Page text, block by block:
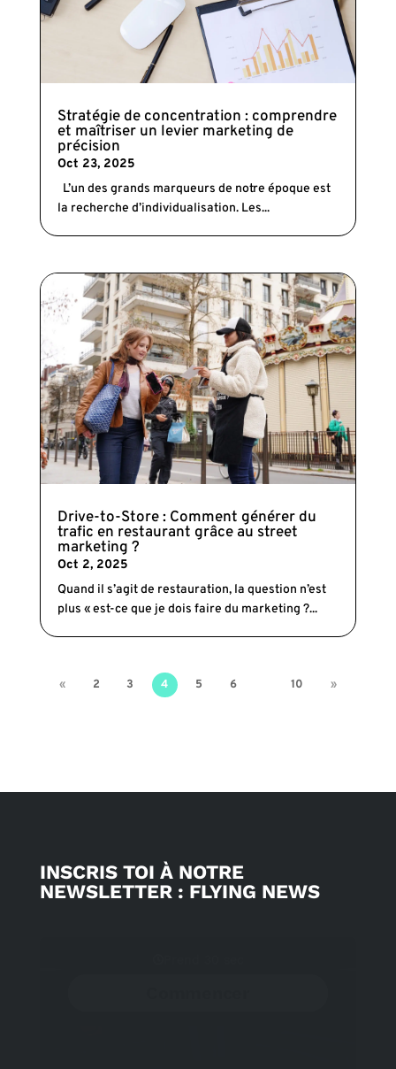
Stratégie de concentration : comprendre
et maîtriser un levier marketing de
précision
Oct 23, 2025
L’un des grands marqueurs de notre époque est
la recherche d’individualisation. Les...
Drive-to-Store : Comment générer du
trafic en restaurant grâce au street
marketing ?
Oct 2, 2025
Quand il s’agit de restauration, la question n’est
plus « est-ce que je dois faire du marketing ?...
« 2 3 4 5 6 10 »
INSCRIS TOI À NOTRE
NEWSLETTER : FLYING NEWS